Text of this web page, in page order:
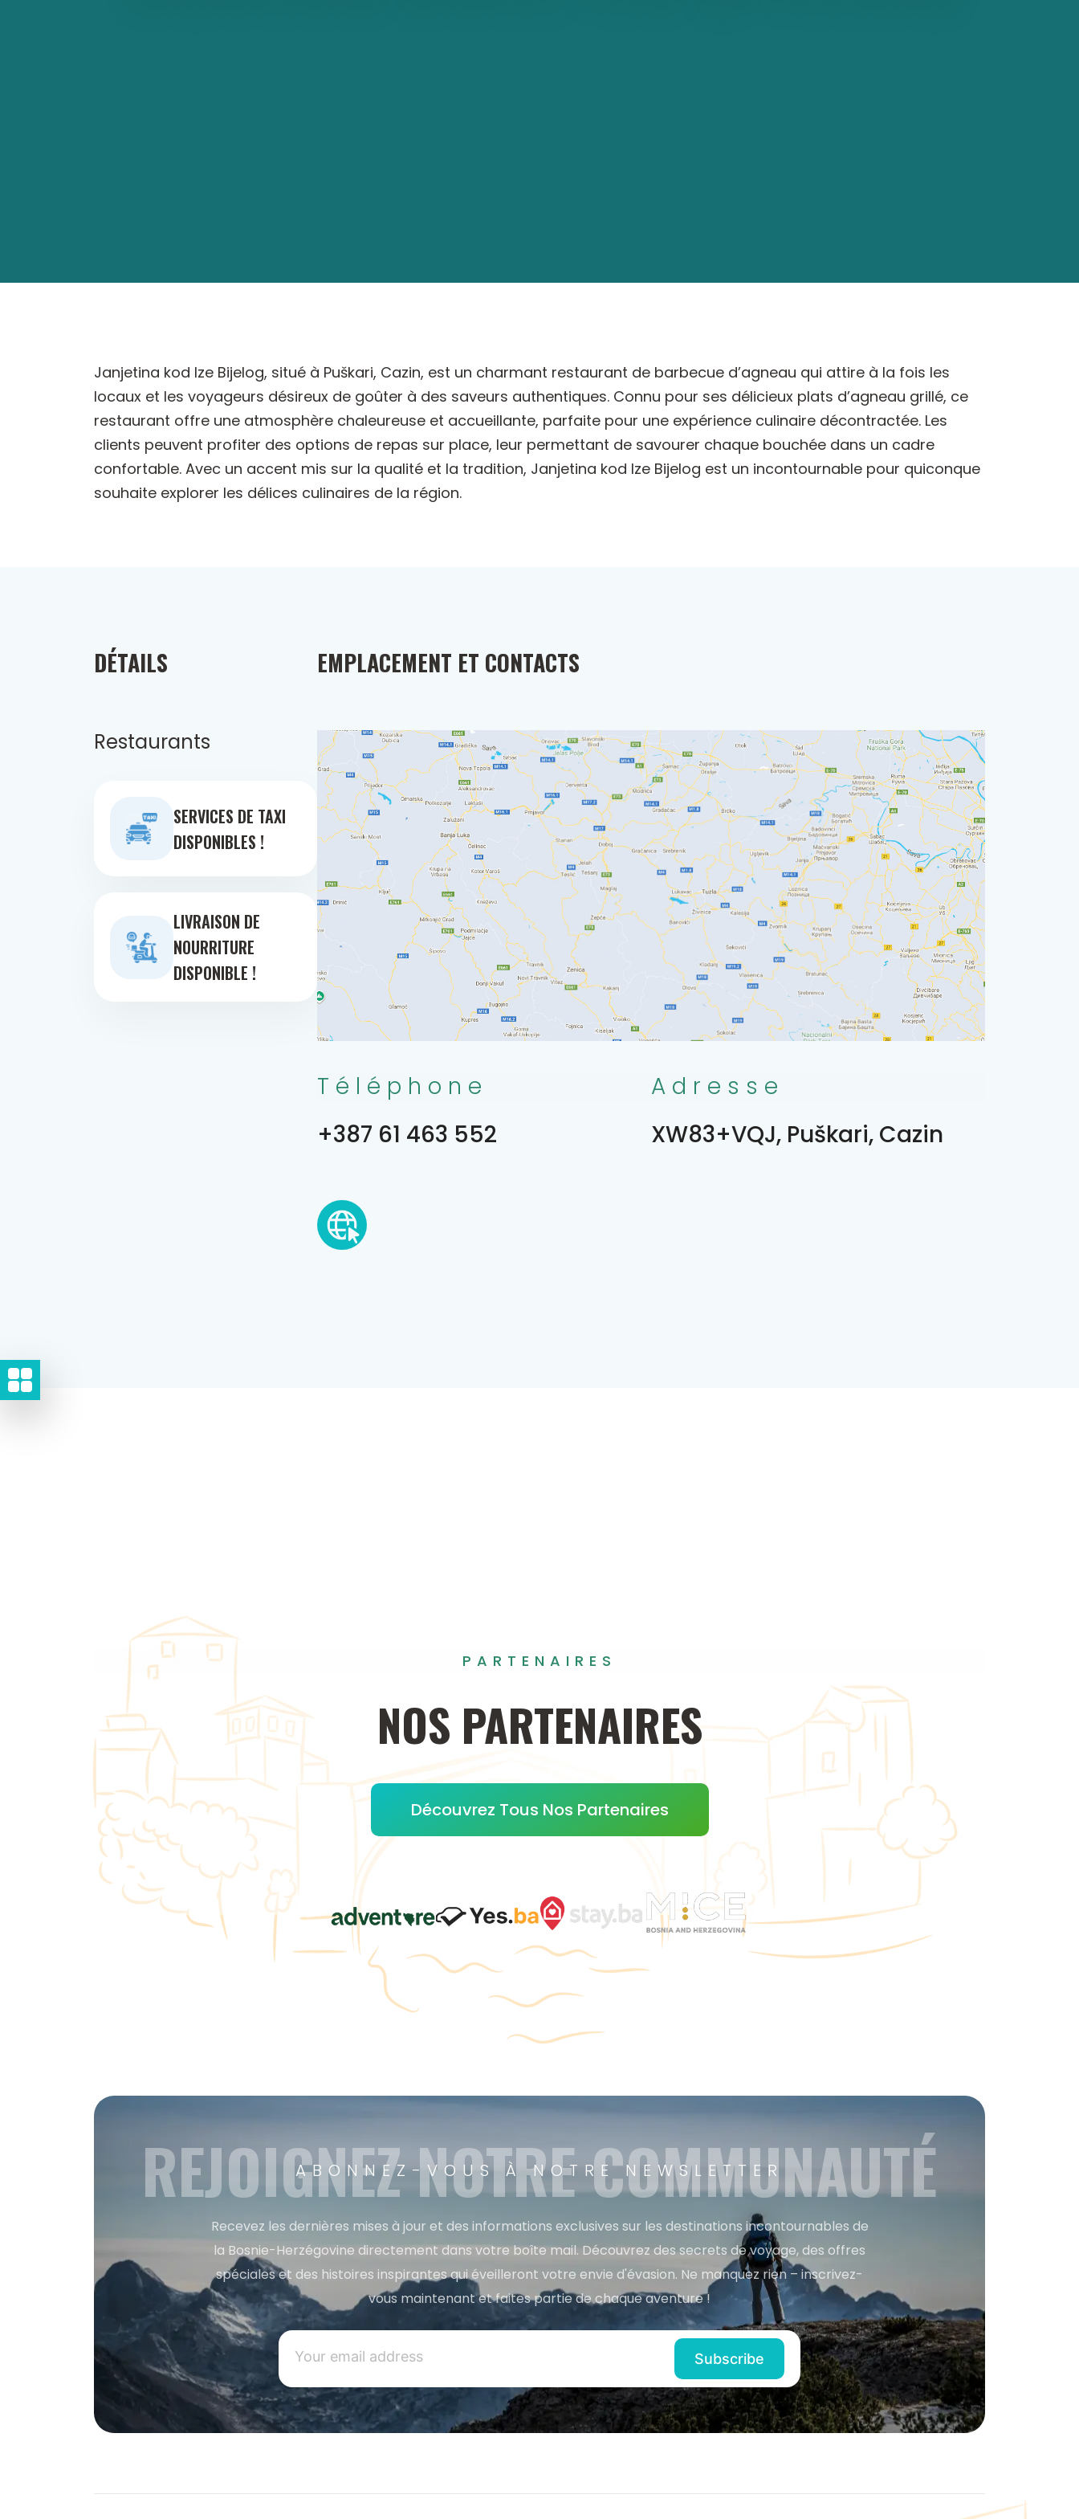
Janjetina kod Ize Bijelog, situé à Puškari, Cazin, est un charmant restaurant de barbecue d’agneau qui attire à la fois les
locaux et les voyageurs désireux de goûter à des saveurs authentiques. Connu pour ses délicieux plats d’agneau grillé, ce
restaurant offre une atmosphère chaleureuse et accueillante, parfaite pour une expérience culinaire décontractée. Les
clients peuvent profiter des options de repas sur place, leur permettant de savourer chaque bouchée dans un cadre
confortable. Avec un accent mis sur la qualité et la tradition, Janjetina kod Ize Bijelog est un incontournable pour quiconque
souhaite explorer les délices culinaires de la région.
DÉTAILS
Restaurants
SERVICES DE TAXI
DISPONIBLES !
LIVRAISON DE
NOURRITURE
DISPONIBLE !
EMPLACEMENT ET CONTACTS
Téléphone
+387 61 463 552
Adresse
XW83+VQJ, Puškari, Cazin
PARTENAIRES
NOS PARTENAIRES
Découvrez Tous Nos Partenaires
ABONNEZ-VOUS À NOTRE NEWSLETTER
REJOIGNEZ NOTRE COMMUNAUTÉ
Recevez les dernières mises à jour et des informations exclusives sur les destinations incontournables de
la Bosnie-Herzégovine directement dans votre boîte mail. Découvrez des secrets de voyage, des offres
spéciales et des histoires inspirantes qui éveilleront votre envie d'évasion. Ne manquez rien – inscrivez-
vous maintenant et faites partie de chaque aventure !